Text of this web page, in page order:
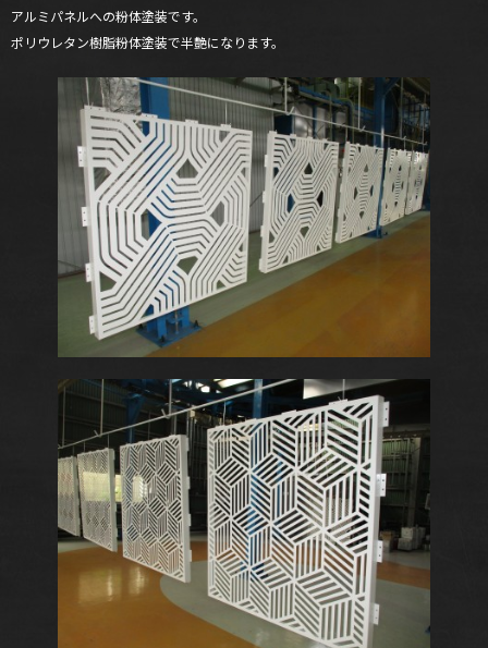
アルミパネルへの粉体塗装です。
ポリウレタン樹脂粉体塗装で半艶になります。